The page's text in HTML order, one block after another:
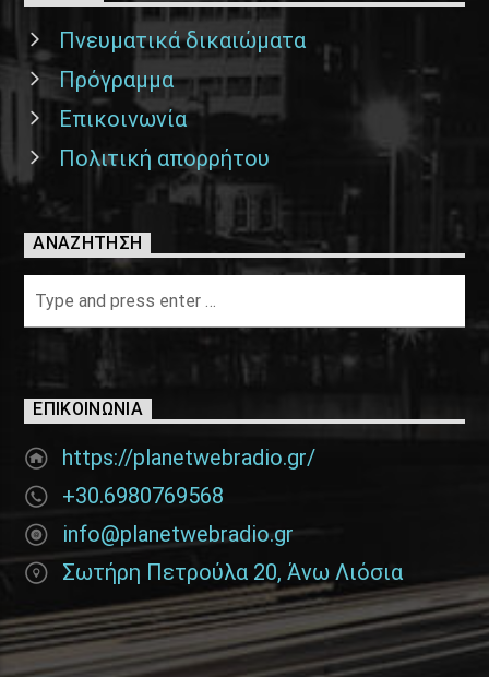
Πνευματικά δικαιώματα
Πρόγραμμα
Επικοινωνία
Πολιτική απορρήτου
ΑΝΑΖΉΤΗΣΗ
ΕΠΙΚΟΙΝΩΝΊΑ
https://planetwebradio.gr/
+30.6980769568
info@planetwebradio.gr
Σωτήρη Πετρούλα 20, Άνω Λιόσια